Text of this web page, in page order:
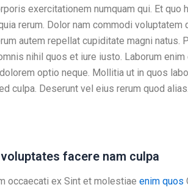
exercitationem numquam qui. Et quo
rerum. Dolor nam commodi voluptatem
autem repellat cupiditate magni natus.
nihil quos et iure iusto. Laborum
optio neque. Mollitia ut in quos
culpa. Deserunt vel eius rerum quod
facere nam culpa
occaecati ex Sint et molestiae enim quos